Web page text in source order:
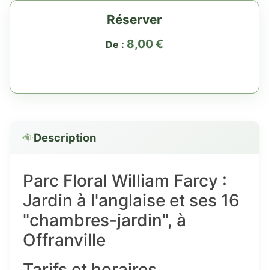
Réserver
De : 8,00€
Description
Parc Floral William Farcy :
Jardin à l'anglaise et ses 16
"chambres-jardin", à
Offranville